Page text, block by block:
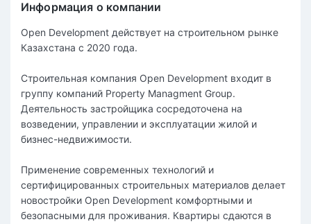
Информация о компании
Open Development действует на строительном рынке
Казахстана с 2020 года.
Строительная компания Open Development входит в
группу компаний Property Managment Group.
Деятельность застройщика сосредоточена на
возведении, управлении и эксплуатации жилой и
бизнес-недвижимости.
Применение современных технологий и
сертифицированных строительных материалов делает
новостройки Open Development комфортными и
безопасными для проживания. Квартиры сдаются в